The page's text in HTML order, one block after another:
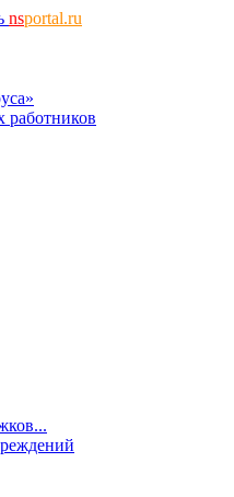
nsportal.ru
работников